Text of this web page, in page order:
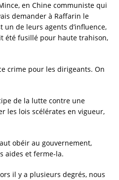
en Chine communiste qui
demander à Raffarin le
un de leurs agents d’influence,
été fusillé pour haute trahison,
crime pour les dirigeants. On
de la lutte contre une
les lois scélérates en vigueur,
obéir au gouvernement,
aides et ferme-la.
il y a plusieurs degrés, nous